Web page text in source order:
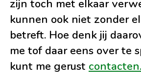
zijn toch met elkaar
kunnen ook niet zonder
betreft. Hoe denk jij
me tof daar eens over te
kunt me gerust contacten.